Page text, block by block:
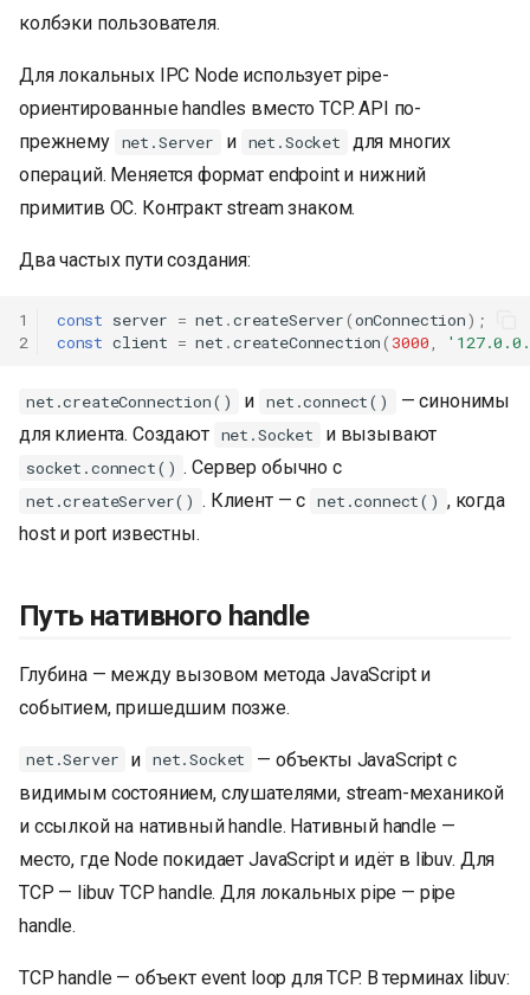
колбэки пользователя.
Для локальных IPC Node использует pipe-
ориентированные handles вместо TCP. API по-
прежнему net.Server и net.Socket
для многих
операций. Меняется формат endpoint и нижний
примитив ОС. Контракт stream знаком.
Два частых пути создания:
1
2
const server = net .createServer(onConnection);
const client = net .createConnection( 3000,
net.createConnection() и net.connect()
— синонимы
для клиента. Создают net.Socket и вызывают
socket.connect() . Сервер обычно с
net.createServer() . Клиент — с net.connect() , когда
host и port известны.
Путь нативного handle
Глубина — между вызовом метода JavaScript и
событием, пришедшим позже.
net.Server и net.Socket
— объекты JavaScript с
видимым состоянием, слушателями, stream-механикой
и ссылкой на нативный handle. Нативный handle —
место, где Node покидает JavaScript и идёт в libuv. Для
TCP — libuv TCP handle. Для локальных pipe — pipe
handle.
TCP handle — объект event loop для TCP. В терминах libuv: